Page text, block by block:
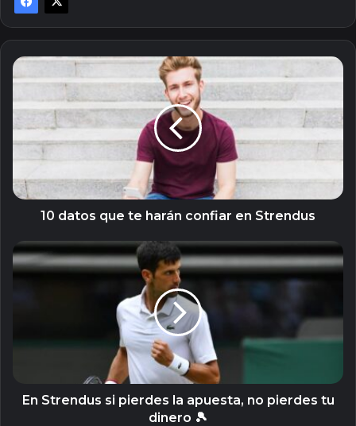
10
datos
harán
confiar
en
Strendus
10 datos que te harán confiar en Strendus
En
Strendus
no
dinero
En Strendus si pierdes la apuesta, no pierdes tu
dinero 🎾